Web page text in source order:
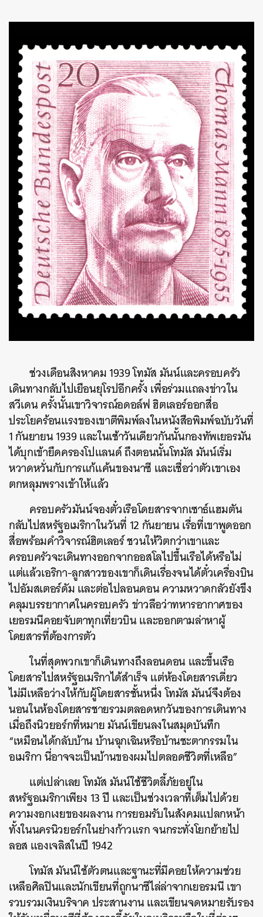
ช่วงเดือนสิงหาคม 1939 โทมัส มันน์และครอบครัว
เดินทางกลับไปเยือนยุโรปอีกครั้ง เพื่อร่วมแถลงข่าวใน
สวีเดน ครั้งนั้นเขาวิจารณ์อดอล์ฟ ฮิตเลอร์ออกสื่อ
ประโยคร้อนแรงของเขาตีพิมพ์ลงในหนังสือพิมพ์ฉบับวันที่
1 กันยายน 1939 และในเช้าวันเดียวกันนั้นกองทัพเยอรมัน
ได้บุกเข้ายึดครองโปแลนด์ ถึงตอนนั้นโทมัส มันน์เริ่ม
หวาดหวั่นกับการแก้แค้นของนาซี และเชื่อว่าตัวเขาเอง
ตกหลุมพรางเข้าให้แล้ว
ครอบครัวมันน์จองตั๋วเรือโดยสารจากเซาธ์แฮมตัน
กลับไปสหรัฐอเมริกาในวันที่ 12 กันยายน เรื่อที่เขาพูดออก
สื่อพร้อมคำวิจารณ์ฮิตเลอร์ ชวนให้วิตกว่าเขาและ
ครอบครัวจะเดินทางออกจากออสโลไปขึ้นเรือได้หรือไม่
แต่แล้วเอริกา-ลูกสาวของเขาก็เดินเรื่องจนได้ตั๋วเครื่องบิน
ไปอัมสเตอร์ดัม และต่อไปลอนดอน ความหวาดกลัวยังขึง
คลุมบรรยากาศในครอบครัว ข่าวลือว่าทหารอากาศของ
เยอรมนีคอยจับตาทุกเที่ยวบิน และออกตามล่าหาผู้
โดยสารที่ต้องการตัว
ในที่สุดพวกเขาก็เดินทางถึงลอนดอน และขึ้นเรือ
โดยสารไปสหรัฐอเมริกาได้สำเร็จ แต่ห้องโดยสารเดี่ยว
ไม่มีเหลือว่างให้กับผู้โดยสารชั้นหนึ่ง โทมัส มันน์จึงต้อง
นอนในห้องโดยสารชายรวมตลอดหกวันของการเดินทาง
เมื่อถึงนิวยอร์กที่หมาย มันน์เขียนลงในสมุดบันทึก
“เหมือนได้กลับบ้าน บ้านฉุกเฉินหรือบ้านชะตากรรมใน
อเมริกา นี่อาจจะเป็นบ้านของผมไปตลอดชีวิตที่เหลือ”
แต่เปล่าเลย โทมัส มันน์ใช้ชีวิตลี้ภัยอยู่ใน
สหรัฐอเมริกาเพียง 13 ปี และเป็นช่วงเวลาที่เต็มไปด้วย
ความงอกเงยของผลงาน การยอมรับในสังคมแปลกหน้า
ทั้งในนครนิวยอร์กในย่างก้าวแรก จนกระทั่งโยกย้ายไป
ลอส แองเจลิสในปี 1942
โทมัส มันน์ใช้ตัวตนและฐานะที่มีคอยให้ความช่วย
เหลือศิลปินและนักเขียนที่ถูกนาซีไล่ล่าจากเยอรมนี เขา
รวบรวมเงินบริจาค ประสานงาน และเขียนจดหมายรับรอง